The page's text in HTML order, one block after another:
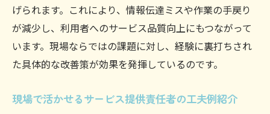
業務効率を上げるサービス提供責任者の時
間活用法
サービス提供責任者の負担軽減につながる
効率化術
験談
げられます。これにより、情報伝達ミスや作業の手戻り
が減少し、利用者へのサービス品質向上にもつながって
います。現場ならではの課題に対し、経験に裏打ちされ
た具体的な改善策が効果を発揮しているのです。
現場で活かせるサービス提供責任者の工夫例紹介